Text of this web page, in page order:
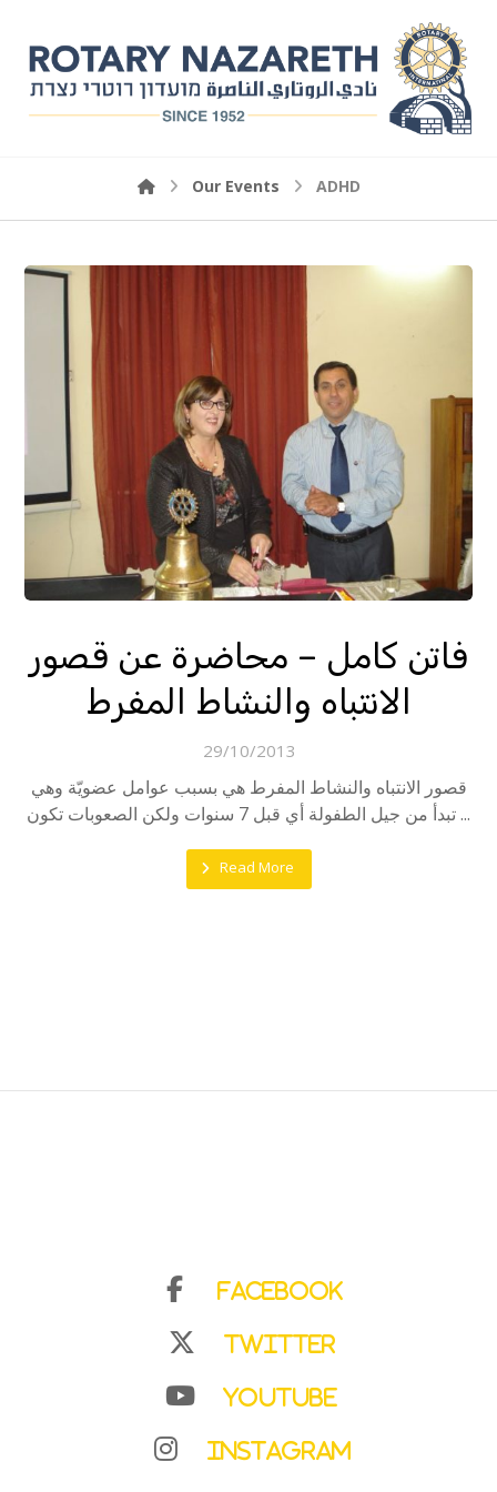
Our Events ADHD
فاتن كامل – محاضرة عن قصور
الانتباه والنشاط المفرط
29/10/2013
قصور الانتباه والنشاط المفرط هي بسبب عوامل عضويّة وهي
تبدأ من جيل الطفولة أي قبل 7 سنوات ولكن الصعوبات تكون ...
Read More
Facebook
Twitter
YouTube
Instagram